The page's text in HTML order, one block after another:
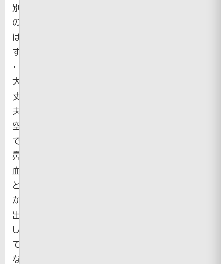
別
の
は
ず。
・・・
大
丈
夫？
空
で
鼻
血
と
か
出
し
て
な